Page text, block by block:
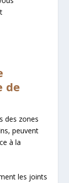
de
des zones
peuvent
à la
les joints